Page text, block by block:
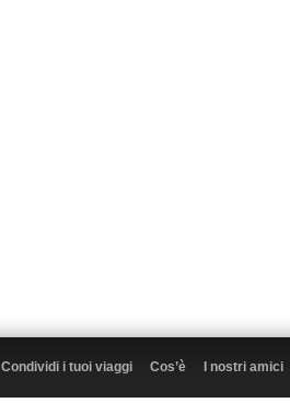
Condividi i tuoi viaggi Cos’è I nostri amici